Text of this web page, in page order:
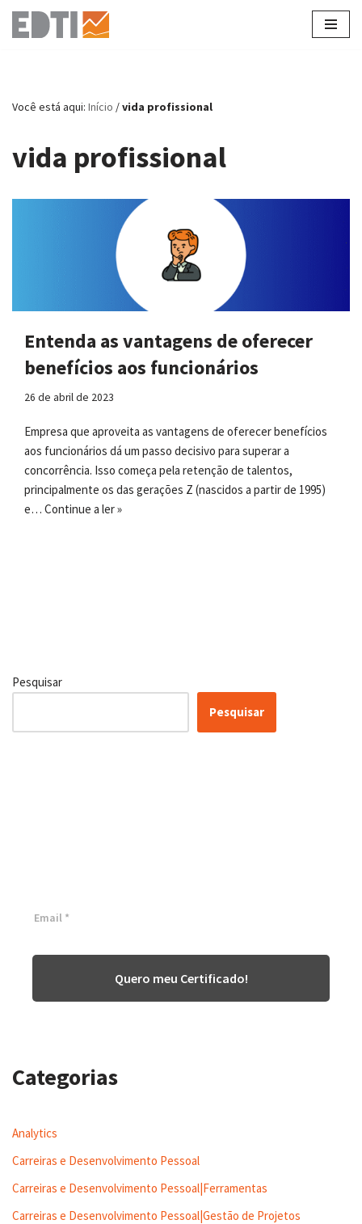
Pular
conteúdo
Você está aqui: Início /vida profissional
vida profissional
Entenda as vantagens de oferecer
benefícios aos funcionários
26 de abril de 2023
Empresa que aproveita as vantagens de oferecer benefícios
aos funcionários dá um passo decisivo para superar a
concorrência. Isso começa pela retenção de talentos,
principalmente os das gerações Z (nascidos a partir de 1995)
e… Continue a ler »
Pesquisar
Pesquisar
Quero meu Certificado!
Categorias
Analytics
Carreiras e Desenvolvimento Pessoal
Carreiras e Desenvolvimento Pessoal|Ferramentas
Carreiras e Desenvolvimento Pessoal|Gestão de Projetos